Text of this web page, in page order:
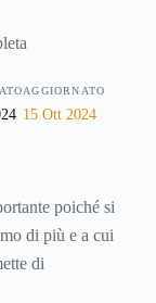
di
AGGIORNATO
15 Ott 2024
poiché si
di più e a cui
di